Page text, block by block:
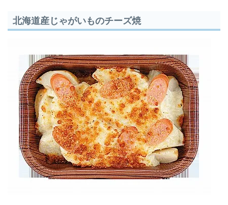
北海道産じゃがいものチーズ焼